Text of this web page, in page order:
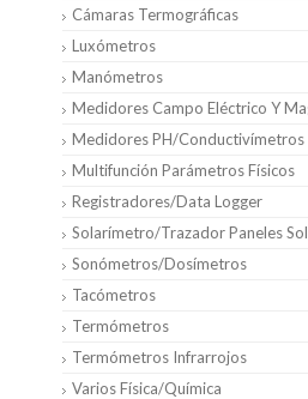
Cámaras Termográficas
Luxómetros
Manómetros
Medidores Campo Eléctrico Y
Medidores PH/Conductivímetros
Multifunción Parámetros Físicos
Registradores/Data Logger
Solarímetro/Trazador Paneles
Sonómetros/Dosímetros
Tacómetros
Termómetros
Termómetros Infrarrojos
Varios Física/Química